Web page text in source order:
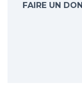
FAIRE UN DON